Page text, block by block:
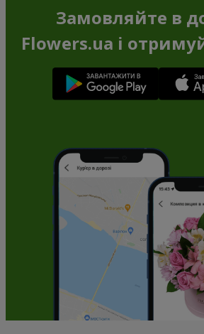
Замовляйте в
Flowers.ua і